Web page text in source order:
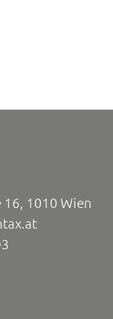
16, 1010 Wien